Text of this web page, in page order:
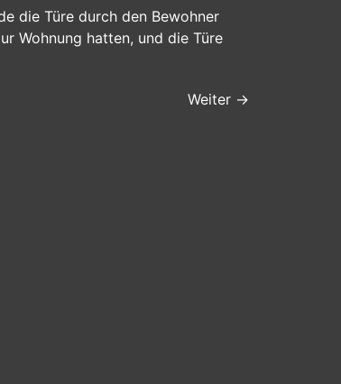
die Türe durch den Bewohner
Wohnung hatten, und die Türe
Weiter →